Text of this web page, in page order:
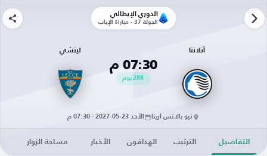
الدوري الإيطالي
الجولة 37 - مباراة الإياب
أتلانتا
07:30 م
288يوم
ليتشي
نيو بالانس أرينا الأحد 23-05-2027 · 07:30 م
التفاصيل الترتيب الهدافون الأخبار مساحة الزوار